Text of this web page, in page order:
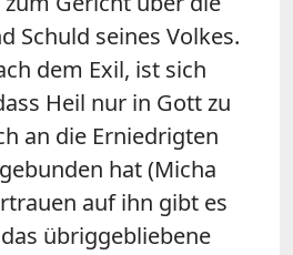
Schuld seines Volkes.
dem Exil, ist sich
Heil nur in Gott zu
an die Erniedrigten
hat (Micha
auf ihn gibt es
übriggebliebene